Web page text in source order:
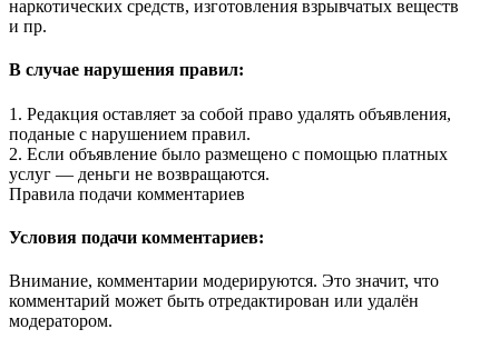
наркотических средств, изготовления взрывчатых веществ
и пр.
В случае нарушения правил:
1. Редакция оставляет за собой право удалять объявления,
поданые с нарушением правил.
2. Если объявление было размещено с помощью платных
услуг — деньги не возвращаются.
Правила подачи комментариев
Условия подачи комментариев:
Внимание, комментарии модерируются. Это значит, что
комментарий может быть отредактирован или удалён
модератором.